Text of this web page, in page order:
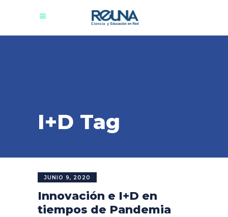
I+D Tag
JUNIO 9, 2020
Innovación e I+D en
tiempos de Pandemia